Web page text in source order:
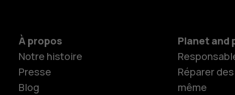
À propos
Notre histoire
Presse
Blog
Planet and
Réparer
même